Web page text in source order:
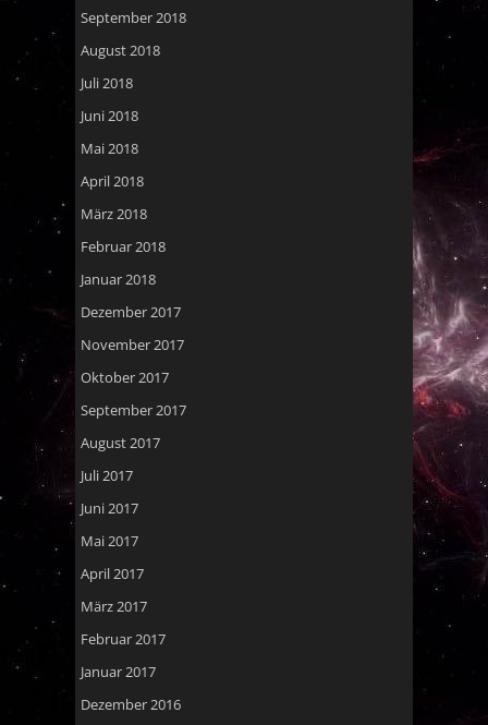
September 2018
August 2018
Juli 2018
Juni 2018
Mai 2018
April 2018
März 2018
Februar 2018
Januar 2018
Dezember 2017
November 2017
Oktober 2017
September 2017
August 2017
Juli 2017
Juni 2017
Mai 2017
April 2017
März 2017
Februar 2017
Januar 2017
Dezember 2016